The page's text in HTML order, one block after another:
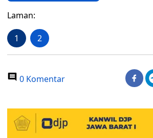
Laman:
1 2
0 Komentar